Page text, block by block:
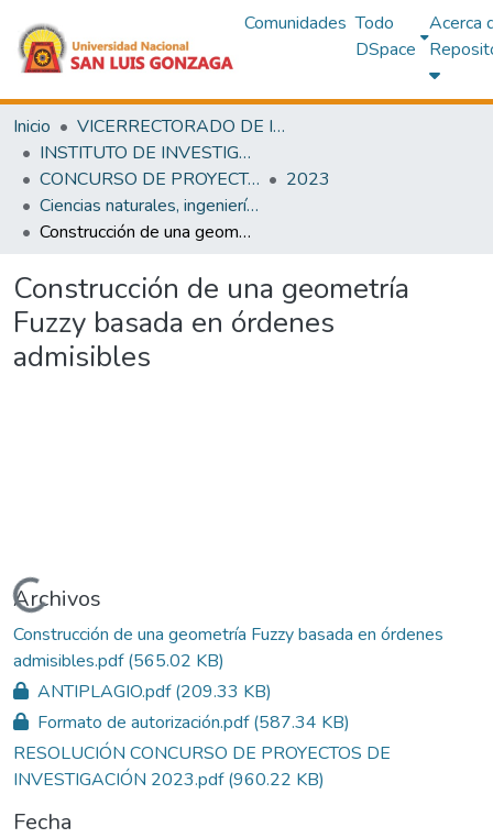
Comunidades Todo
DSpace
Acerca
Inicio
VICERRECTORADO DE INVESTIGACIÓN
INSTITUTO DE INVESTIGACIÓN
CONCURSO DE PROYECTOS DE INVESTIGACIÓN
2023
Ciencias naturales, ingeniería y tecnologías sostenibles
Construcción de una geometría Fuzzy basada en órdenes admisibles
Construcción de una geometría
Fuzzy basada en órdenes
admisibles
Cargando...
Archivos
Construcción de una geometría Fuzzy basada en órdenes
admisibles.pdf(565.02 KB)
ANTIPLAGIO.pdf(209.33 KB)
Formato de autorización.pdf(587.34 KB)
RESOLUCIÓN CONCURSO DE PROYECTOS DE
INVESTIGACIÓN 2023.pdf(960.22 KB)
Fecha